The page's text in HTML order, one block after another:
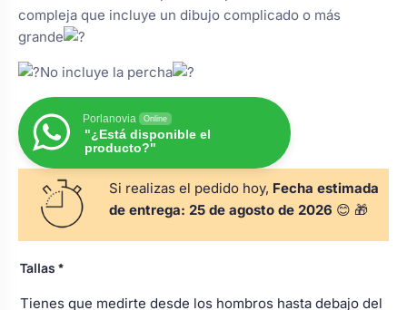
para arras
porta alianzas
de boda
Perchas de comunión
personalizadas
Rasca y Gana para Comunión:
Detalles de comunión para invitados
Ver todo
Bolsos personalizados
Neceseres personalizados
Otros regalos
Ver todo
compleja que incluye un dibujo complicado o más
grande
No incluye la percha
Porlanovia Online
"¿Está disponible el
producto?"
Si realizas el pedido hoy, Fecha estimada
de entrega: 25 de agosto de 2026 😊 🎁
Tallas *
Tienes que medirte desde los hombros hasta debajo del